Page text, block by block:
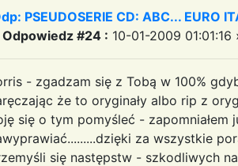
PSEUDOSERIE CD: ABC... EURO
Odpowiedz #24 : 10-01-2009 01:01:16
- zgadzam się z Tobą w 100%
że to oryginały albo rip z
się o tym pomyśleć - zapomniałem
za wszystkie
się następstw - szkodliwych